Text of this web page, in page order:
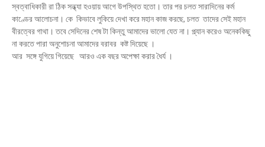
স্বত্বাধিকারী রা ঠিক সন্ধ্যা হওয়ায় আগে উপস্থিত হতো। তার পর চলত সারাদিনের কর্ম
কাণ্ডের আলোচনা। কে কিভাবে লুকিয়ে দেখা করে মহান কাজ করছে, চলত তাদের সেই মহান
বীরত্বের গাথা। তবে সেদিনের শেষ টা কিন্তু আমাদের ভালো যেত না। প্ল্যান করেও অনেককিছু
না করতে পারা অনুশোচনা আমাদের বরাবর কষ্ট দিয়েছে ।
আর সঙ্গে যুগিয়ে গিয়েছে আরও এক বছর অপেক্ষা করার ধৈর্য ।